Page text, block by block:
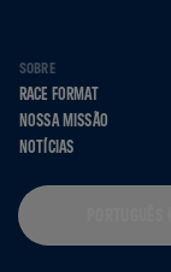
SOBRE
RACE FORMAT
NOSSA MISSÃO
NOTÍCIAS